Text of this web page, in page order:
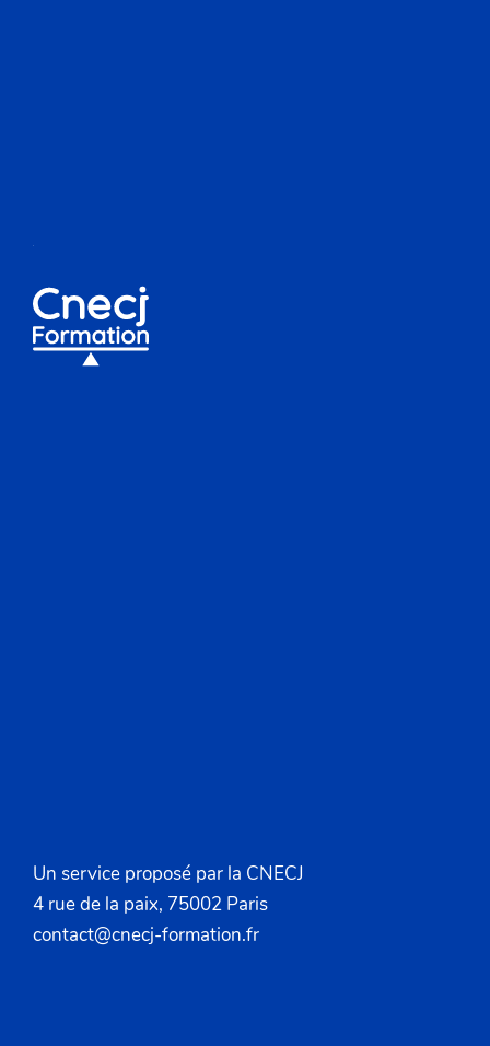
Un service proposé par la CNECJ
4 rue de la paix, 75002 Paris
contact@cnecj-formation.fr